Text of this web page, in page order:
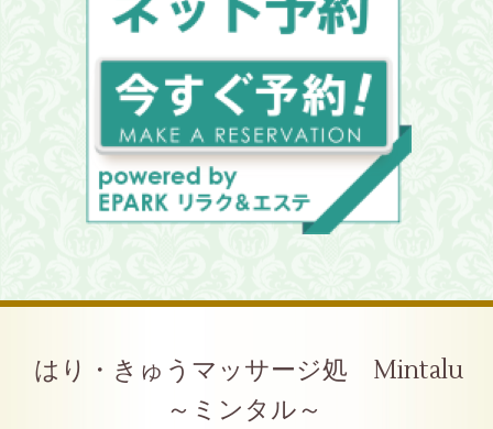
はり・きゅうマッサージ処 Mintalu
～ミンタル～